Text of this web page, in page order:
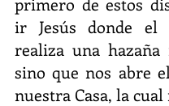
ir Jesús donde el
realiza una hazaña
sino que nos abre
nuestra Casa, la